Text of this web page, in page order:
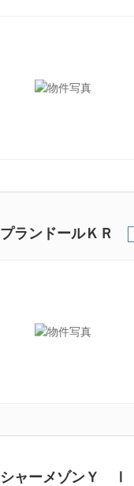
プランドールＫＲ
シャーメゾンＹ Ⅰ